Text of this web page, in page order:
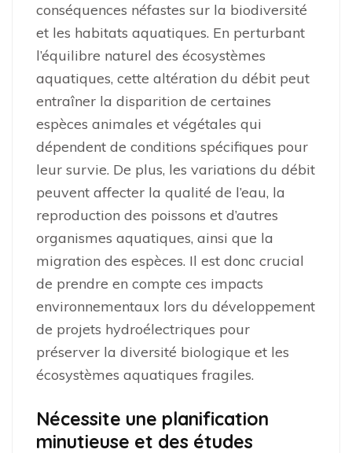
conséquences néfastes sur la biodiversité
et les habitats aquatiques. En perturbant
l’équilibre naturel des écosystèmes
aquatiques, cette altération du débit peut
entraîner la disparition de certaines
espèces animales et végétales qui
dépendent de conditions spécifiques pour
leur survie. De plus, les variations du débit
peuvent affecter la qualité de l’eau, la
reproduction des poissons et d’autres
organismes aquatiques, ainsi que la
migration des espèces. Il est donc crucial
de prendre en compte ces impacts
environnementaux lors du développement
de projets hydroélectriques pour
préserver la diversité biologique et les
écosystèmes aquatiques fragiles.
Nécessite une planification
minutieuse et des études